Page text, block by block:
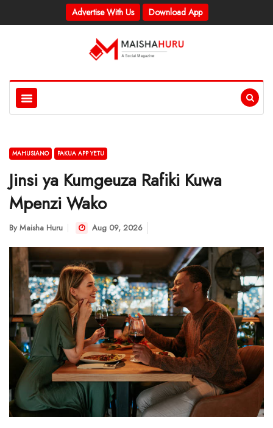
Advertise With Us Download App
MAHUSIANO PAKUA APP YETU
Jinsi ya Kumgeuza Rafiki Kuwa
Mpenzi Wako
By Maisha Huru Aug 09, 2026